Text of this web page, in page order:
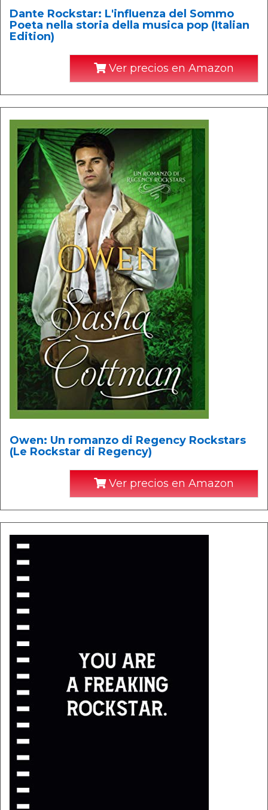
Dante Rockstar: L'influenza del Sommo
Poeta nella storia della musica pop (Italian
Edition)
Ver precios en Amazon
Owen: Un romanzo di Regency Rockstars
(Le Rockstar di Regency)
Ver precios en Amazon